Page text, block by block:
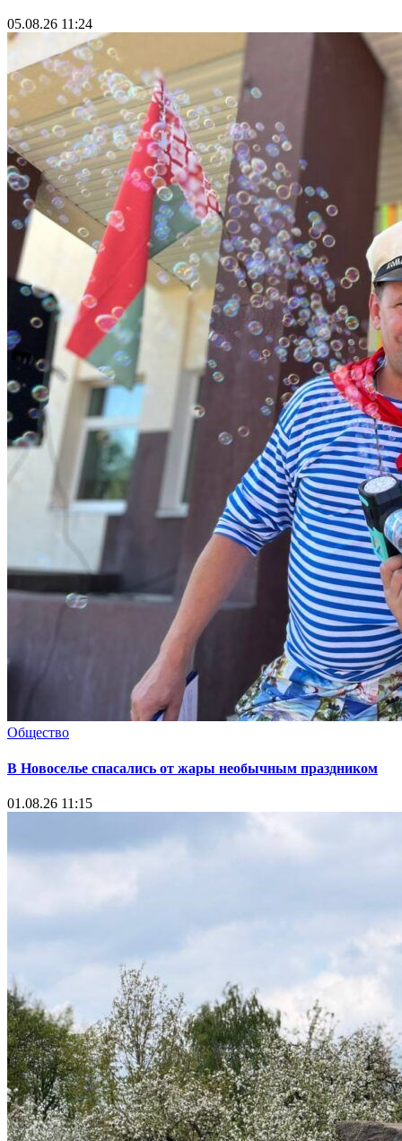
05.08.26 11:24
Общество
В Новоселье спасались от жары необычным праздником
01.08.26 11:15